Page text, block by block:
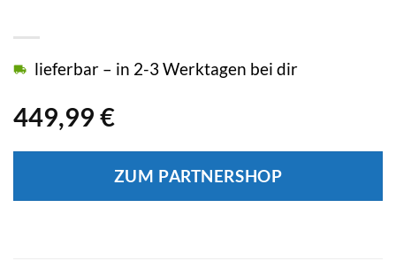
449,99 €
lieferbar – in 2-3 Werktagen bei dir
ZUM PARTNERSHOP